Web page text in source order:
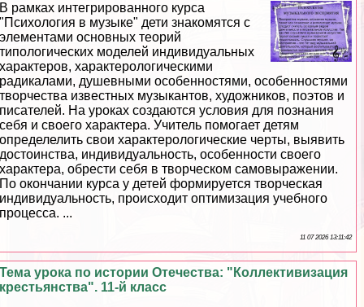
В рамках интегрированного курса
"Психология в музыке" дети знакомятся с
элементами основных теорий
типологических моделей индивидуальных
хаpaктеров, хаpaктерологическими
радикалами, душевными особенностями, особенностями
творчества известных музыкантов, художников, поэтов и
писателей. На уроках создаются условия для познания
себя и своего хаpaктера. Учитель помогает детям
определелить свои хаpaктерологические черты, выявить
достоинства, индивидуальность, особенности своего
хаpaктера, обрести себя в творческом самовыражении.
По окончании курса у детей формируется творческая
индивидуальность, происходит оптимизация учебного
процесса. ...
11 07 2026 13:11:42
Тема урока по истории Отечества: "Коллективизация
крестьянства". 11-й класс